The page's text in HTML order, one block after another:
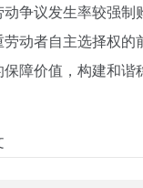
争议发生率较强制
动者自主选择权的
障价值，构建和谐